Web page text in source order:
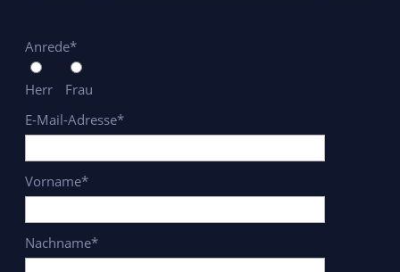
Anrede*
Herr
Frau
E-Mail-Adresse*
Vorname*
Nachname*